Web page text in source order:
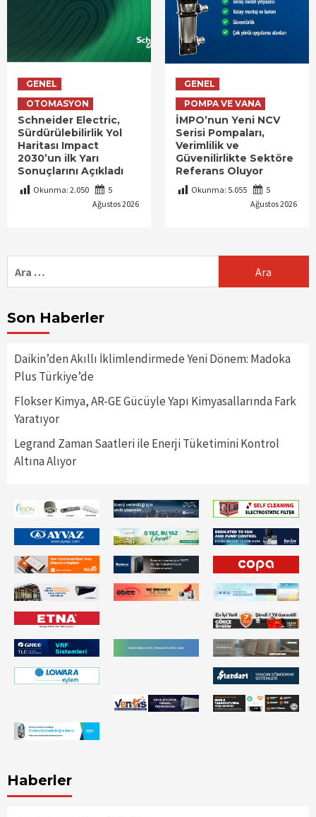
GENEL
OTOMASYON
Schneider Electric,
Sürdürülebilirlik Yol
Haritası Impact
2030’un ilk Yarı
Sonuçlarını Açıkladı
Okunma: 2.050
5
Ağustos 2026
GENEL
POMPA VE VANA
İMPO’nun Yeni NCV
Serisi Pompaları,
Verimlilik ve
Güvenilirlikte Sektöre
Referans Oluyor
Okunma: 5.055
5
Ağustos 2026
Son Haberler
Daikin’den Akıllı İklimlendirmede Yeni Dönem: Madoka
Plus Türkiye’de
Flokser Kimya, AR-GE Gücüyle Yapı Kimyasallarında Fark
Yaratıyor
Legrand Zaman Saatleri ile Enerji Tüketimini Kontrol
Altına Alıyor
Haberler